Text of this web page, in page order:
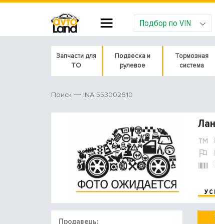
Подбор по VIN
Запчасти для
ТО
Подвеска и
рулевое
Тормозная
система
Поиск INA 553002610
Продавець: